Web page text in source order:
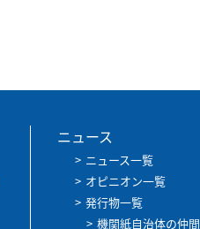
ニュース
ニュース一覧
オピニオン一覧
発行物一覧
機関紙自治体の仲間